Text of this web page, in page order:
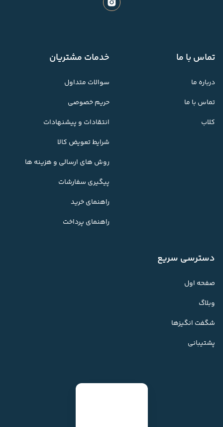
تماس با ما
درباره ما
تماس با ما
کلاب
خدمات مشتریان
سوالات متداول
حریم خصوصی
انتقادات و پیشنهادات
شرایط تعویض کالا
روش های ارسالی و هزینه ها
پیگیری سفارشات
راهنمای خرید
راهنمای پرداخت
دسترسی سریع
صفحه اول
وبلاگ
شگفت انگیزها
پشتیبانی